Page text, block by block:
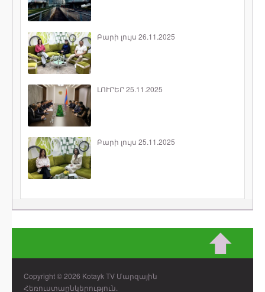
Բարի լույս 26.11.2025
ԼՈՒՐԵՐ 25.11.2025
Բարի լույս 25.11.2025
Copyright © 2026 Kotayk TV Մարզային
Հեռուստաընկերություն.